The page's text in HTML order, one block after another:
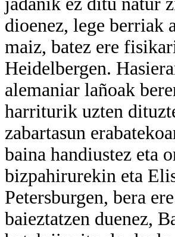
dioenez, lege berriak
maiz, batez ere
Heidelbergen.
alemaniar lañoak
harriturik uzten
zabartasun
baina handiustez eta
bizpahirurekin eta
Petersburgen, bera
baieztatzen duenez,